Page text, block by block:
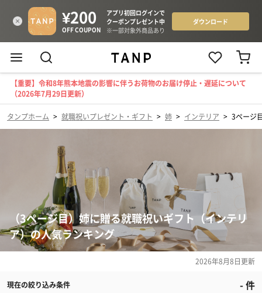
【重要】令和8年熊本地震の影響に伴うお荷物のお届け停止・遅延について
（2026年7月29日更新）
タンプホーム > 就職祝いプレゼント・ギフト > 姉 > インテリア > 3ページ
（3ページ目）姉に贈る就職祝いギフト（インテリ
ア）の人気ランキング
2026年8月8日更新
現在の絞り込み条件 -件